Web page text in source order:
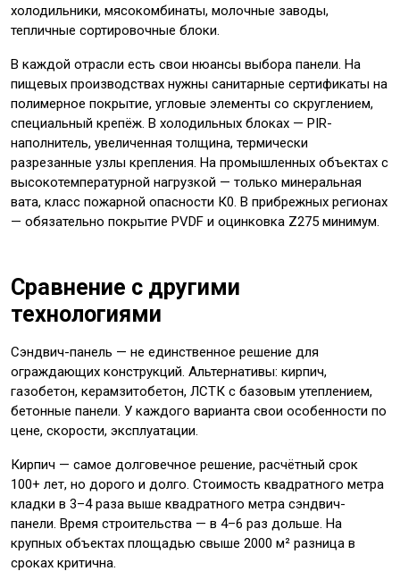
холодильники, мясокомбинаты, молочные заводы,
тепличные сортировочные блоки.
В каждой отрасли есть свои нюансы выбора панели. На
пищевых производствах нужны санитарные сертификаты на
полимерное покрытие, угловые элементы со скруглением,
специальный крепёж. В холодильных блоках — PIR-
наполнитель, увеличенная толщина, термически
разрезанные узлы крепления. На промышленных объектах с
высокотемпературной нагрузкой — только минеральная
вата, класс пожарной опасности К0. В прибрежных регионах
— обязательно покрытие PVDF и оцинковка Z275 минимум.
Сравнение с другими
технологиями
Сэндвич-панель — не единственное решение для
ограждающих конструкций. Альтернативы: кирпич,
газобетон, керамзитобетон, ЛСТК с базовым утеплением,
бетонные панели. У каждого варианта свои особенности по
цене, скорости, эксплуатации.
Кирпич — самое долговечное решение, расчётный срок
100+ лет, но дорого и долго. Стоимость квадратного метра
кладки в 3–4 раза выше квадратного метра сэндвич-
панели. Время строительства — в 4–6 раз дольше. На
крупных объектах площадью свыше 2000 м² разница в
сроках критична.